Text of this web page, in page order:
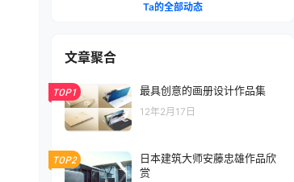
Ta的全部动态
文章聚合
TOP1 最具创意的画册设计作品集
12年2月17日
TOP2
日本建筑大师安藤忠雄作品欣
赏